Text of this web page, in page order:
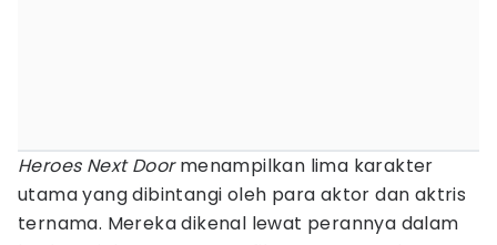
Heroes Next Doormenampilkan lima karakter
utama yang dibintangi oleh para aktor dan aktris
ternama. Mereka dikenal lewat perannya dalam